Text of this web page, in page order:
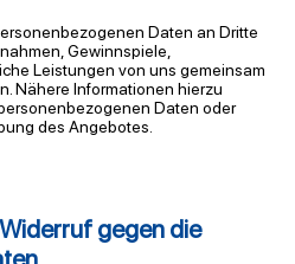
Daten an Dritte
Gewinnspiele,
Leistungen von uns gemeinsam
Nähere Informationen hierzu
Daten oder
des Angebotes.
gegen die